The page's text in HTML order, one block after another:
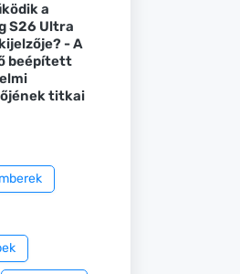
a
S26 Ultra
- A
beépített
titkai